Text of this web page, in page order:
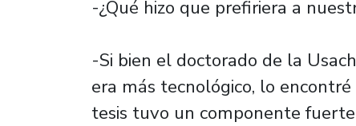
-¿Qué hizo que prefiriera a
-Si bien el doctorado de la
era más tecnológico, lo
tesis tuvo un componente